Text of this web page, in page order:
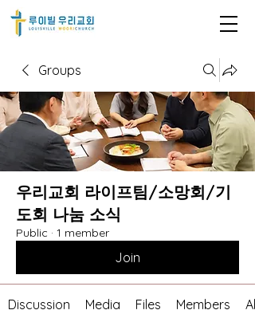
Groups
우리교회 라이프팀/소망회/기
도회 나눔 소식
Public · 1 member
Join
Discussion Media Files Members